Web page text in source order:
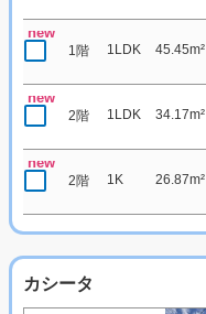
new
1階 1LDK 45.45m²
new
2階 1LDK 34.17m²
new
2階 1K 26.87m²
カシータ